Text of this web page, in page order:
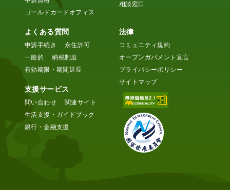
ゴールドカードオフィス
相談窓口
よくある質問
申請手続き
永住許可
一般的
納税制度
有効期限・期間延長
支援サービス
問い合わせ
関連サイト
生活支援・ガイドブック
銀行・金融支援
法律
コミュニティ規約
オープンガバメント宣言
プライバシーポリシー
サイトマップ